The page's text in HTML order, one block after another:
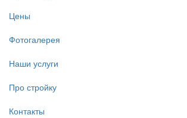
Цены
Фотогалерея
Наши услуги
Про стройку
Контакты